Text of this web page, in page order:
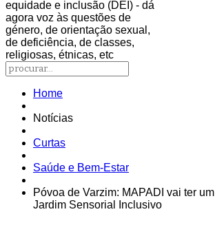
equidade e inclusão (DEI) - dá
agora voz às questões de
género, de orientação sexual,
de deficiência, de classes,
religiosas, étnicas, etc
Home
Notícias
Curtas
Saúde e Bem-Estar
Póvoa de Varzim: MAPADI vai ter um
Jardim Sensorial Inclusivo